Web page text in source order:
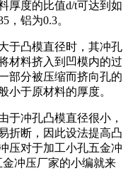
度的比值d/t可达到如
，铝为0.3。
凸模直径时，其冲孔
材料挤入到凹模内的过
部分被压缩而挤向孔的
小于原材料的厚度。
冲孔凸模直径很小，
折断，因此设法提高凸
压对于加工小孔五金冲
冲压厂家的小编就来